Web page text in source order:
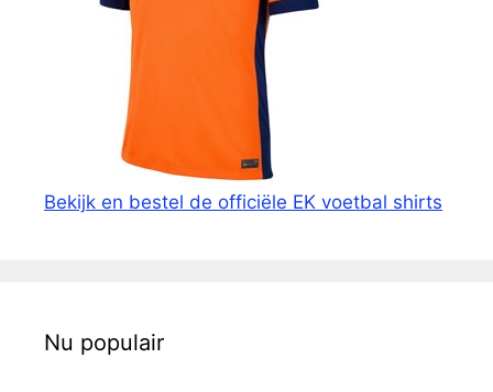
Bekijk en bestel de officiële EK voetbal shirts
Nu populair